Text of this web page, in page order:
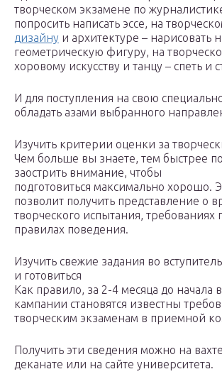
творческом экзамене по
попросить написать эссе, на
дизайну и архитектуре – нарисовать
геометрическую фигуру, на
хоровому искусству и танцу – спеть и
И для поступления на свою
обладать азами выбранного
Изучить критерии оценки за
Чем больше вы знаете, тем быстрее
заострить внимание, чтобы
подготовиться максимально хорошо.
позволит получить представление о
творческого испытания, требованиях
правилах поведения.
Изучить свежие задания во
и готовиться
Как правило, за 2-4 месяца до начала
кампании становятся известны
творческим экзаменам в приемной
Получить эти сведения можно на
деканате или на сайте университета.